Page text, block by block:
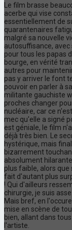
Le film brasse
acerbe qui vise
essentiellement de
quarantenaires
malgré sa nouvelle
autosuffisance,
pour tous les papas
bourge, en vérité
autres pour
pas y arriver le font
pouvoir en parler à
militante gauchiste
proches changer
nucléaire, car ce
mec qu'elle a signé
est géniale, le film
déjà très bien. Le
hystérique, mais
bizarrement
absolument
plus faible, alors
fait d'autant plus
! Qui d'ailleurs
chirurgie, je suis
Mais bref, en
mise en scène de
bien, allant dans
l'artiste.